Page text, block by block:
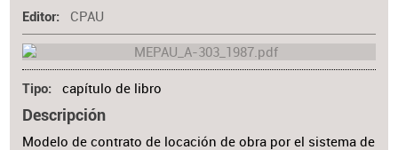
Editor CPAU
Tipo capítulo de libro
Descripción
Modelo de contrato de locación de obra por el sistema de